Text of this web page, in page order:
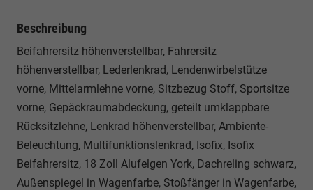
Beschreibung
Beifahrersitz höhenverstellbar, Fahrersitz
höhenverstellbar, Lederlenkrad, Lendenwirbelstütze
vorne, Mittelarmlehne vorne, Sitzbezug Stoff, Sportsitze
vorne, Gepäckraumabdeckung, geteilt umklappbare
Rücksitzlehne, Lenkrad höhenverstellbar, Ambiente-
Beleuchtung, Multifunktionslenkrad, Isofix, Isofix
Beifahrersitz, 18 Zoll Alufelgen York, Dachreling schwarz,
Außenspiegel in Wagenfarbe, Stoßfänger in Wagenfarbe,